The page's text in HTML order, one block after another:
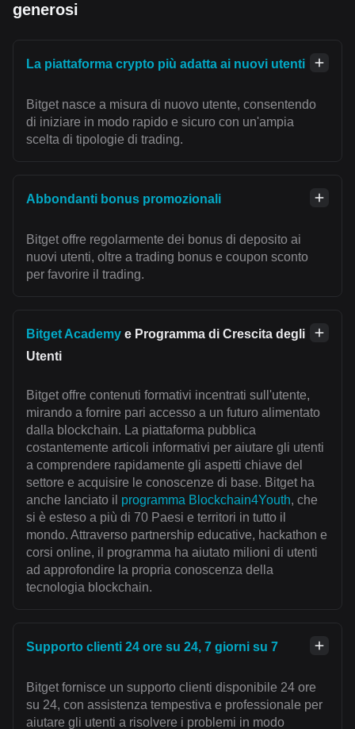
generosi
La piattaforma crypto più adatta ai nuovi utenti
Bitget nasce a misura di nuovo utente, consentendo
di iniziare in modo rapido e sicuro con un'ampia
scelta di tipologie di trading.
Abbondanti bonus promozionali
Bitget offre regolarmente dei bonus di deposito ai
nuovi utenti, oltre a trading bonus e coupon sconto
per favorire il trading.
Bitget Academy e Programma di Crescita degli
Utenti
Bitget offre contenuti formativi incentrati sull'utente,
mirando a fornire pari accesso a un futuro alimentato
dalla blockchain. La piattaforma pubblica
costantemente articoli informativi per aiutare gli utenti
a comprendere rapidamente gli aspetti chiave del
settore e acquisire le conoscenze di base. Bitget ha
anche lanciato il programma Blockchain4Youth, che
si è esteso a più di 70 Paesi e territori in tutto il
mondo. Attraverso partnership educative, hackathon e
corsi online, il programma ha aiutato milioni di utenti
ad approfondire la propria conoscenza della
tecnologia blockchain.
Supporto clienti 24 ore su 24, 7 giorni su 7
Bitget fornisce un supporto clienti disponibile 24 ore
su 24, con assistenza tempestiva e professionale per
aiutare gli utenti a risolvere i problemi in modo